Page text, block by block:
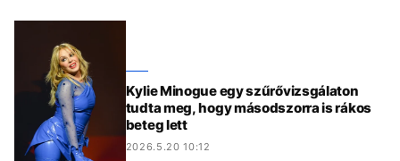
Kylie Minogue egy szűrővizsgálaton
tudta meg, hogy másodszorra is rákos
beteg lett
2026.5.20 10:12